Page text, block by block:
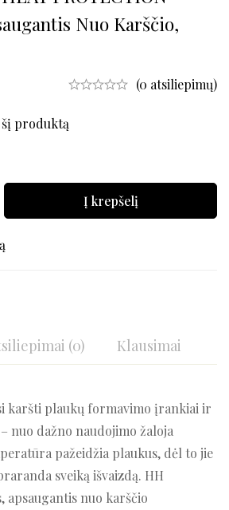
Nuo Karščio,
(0 atsiliepimų)
produktą
Į krepšelį
(0) Klausimai
karšti plaukų formavimo įrankiai ir
nuo dažno naudojimo žaloja
pažeidžia plaukus, dėl to jie
sveiką išvaizdą. HH
apsaugantis nuo karščio